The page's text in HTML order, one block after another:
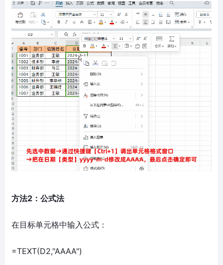
方法2：公式法
在目标单元格中输入公式：
=TEXT(D2,"AAAA")